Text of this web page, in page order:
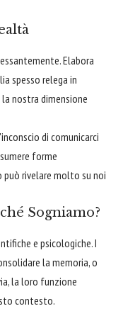
Elabora
spesso relega in
nostra dimensione
di comunicarci
forme
può rivelare molto su noi
Sogniamo?
e psicologiche. I
la memoria, o
la loro funzione
contesto.